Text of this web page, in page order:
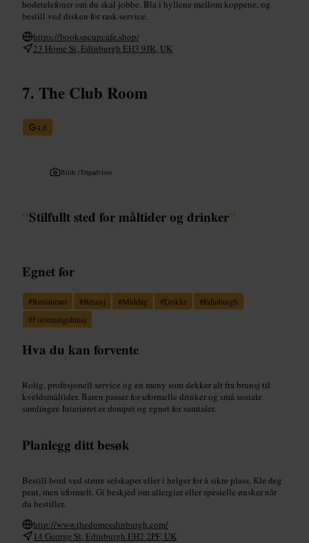
hodetelefoner om du skal jobbe. Bla i hyllene mellom koppene, og
bestill ved disken for rask service.
https://booksncupcafe.shop/
23 Home St, Edinburgh EH3 9JR, UK
The Club Room
4,8
Bilde /Tripadvisor
“Stilfullt sted for måltider og drinker”
Egnet for
#Restaurant #Brunsj #Middag #Drikke #Edinburgh
#Forretningslunsj
Hva du kan forvente
Rolig, profesjonell service og en meny som dekker alt fra brunsj til
kveldsmåltider. Baren passer for uformelle drinker og små sosiale
samlinger. Interiøret er dempet og egnet for samtaler.
Planlegg ditt besøk
Bestill bord ved større selskaper eller i helger for å sikre plass. Kle deg
pent, men uformelt. Gi beskjed om allergier eller spesielle ønsker når
du bestiller.
http://www.thedomeedinburgh.com/
14 George St, Edinburgh EH2 2PF, UK